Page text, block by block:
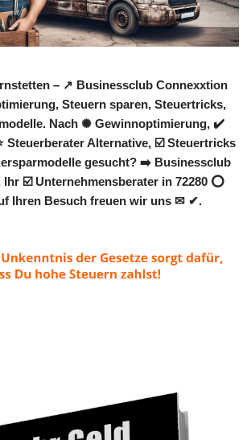
– ↗️ Businessclub Connexxtion
Steuern sparen, Steuertricks,
Nach ✺ Gewinnoptimierung, ✔️
Steuerberater Alternative, ☑️ Steuertricks
gesucht? ➡️ Businessclub
Ihr ☑️ Unternehmensberater in 72280 ⭕
Ihren Besuch freuen wir uns ✉ ✔.